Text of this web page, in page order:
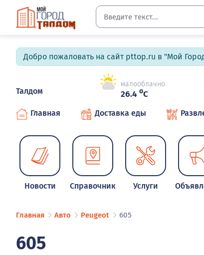
Добро пожаловать на сайт pttop.ru в "Мой
Талдом
малооблачно
26.4 oC
Главная Доставка еды
Новости Справочник Услуги
Главная Авто Peugeot 605
605